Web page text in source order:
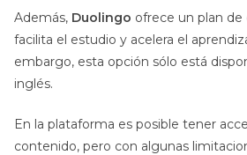
Además, Duolingo ofrece un plan de
facilita el estudio y acelera el
embargo, esta opción sólo está
inglés.
En la plataforma es posible tener
contenido, pero con algunas